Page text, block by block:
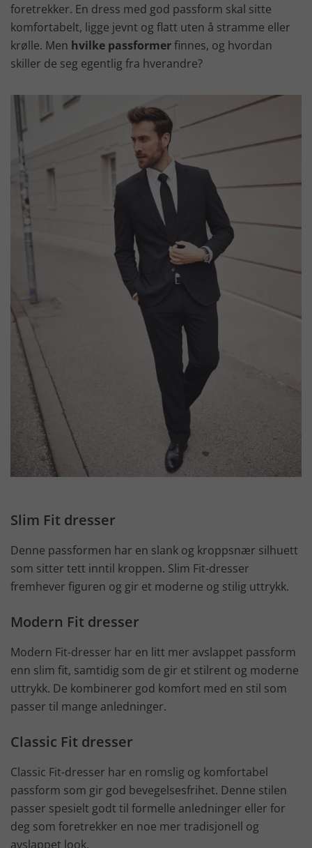
foretrekker. En dress med god passform skal sitte
komfortabelt, ligge jevnt og flatt uten å stramme eller
krølle. Men hvilke passformerfinnes, og hvordan
skiller de seg egentlig fra hverandre?
Slim Fit dresser
Denne passformen har en slank og kroppsnær silhuett
som sitter tett inntil kroppen. Slim Fit-dresser
fremhever figuren og gir et moderne og stilig uttrykk.
Modern Fit dresser
Modern Fit-dresser har en litt mer avslappet passform
enn slim fit, samtidig som de gir et stilrent og moderne
uttrykk. De kombinerer god komfort med en stil som
passer til mange anledninger.
Classic Fit dresser
Classic Fit-dresser har en romslig og komfortabel
passform som gir god bevegelsesfrihet. Denne stilen
passer spesielt godt til formelle anledninger eller for
deg som foretrekker en noe mer tradisjonell og
avslappet look.